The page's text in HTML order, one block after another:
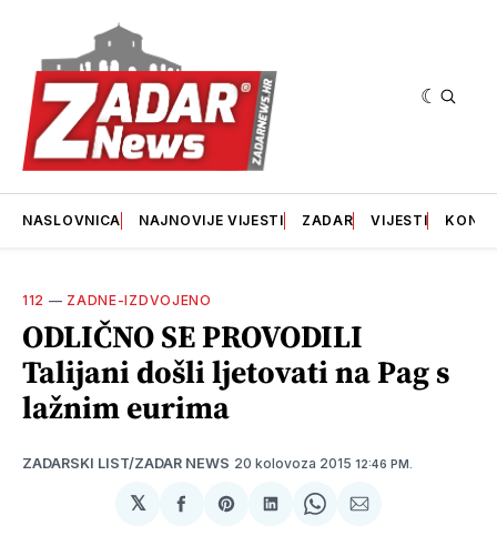
NASLOVNICA NAJNOVIJE VIJESTI ZADAR VIJESTI
112 — ZADNE-IZDVOJENO
ODLIČNO SE PROVODILI
Talijani došli ljetovati na Pag s
lažnim eurima
ZADARSKI LIST/ZADAR NEWS 20 kolovoza 2015 12:46 PM.
𝕏
podijeliSharepodijeliSharepodijeli